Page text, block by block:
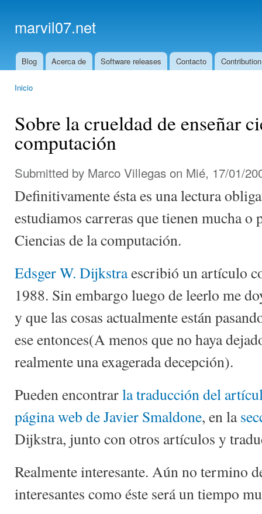
marvil07.net
Main menu
Blog Acerca de Software releases Contacto
Inicio
Sobre la crueldad de enseñar
computación
Submitted by Marco Villegas on Mié, 17/01/
Definitivamente ésta es una lectura
estudiamos carreras que tienen mucha o
Ciencias de la computación.
Edsger W. Dijkstraescribió un artículo
1988. Sin embargo luego de leerlo me
y que las cosas actualmente están
ese entonces(A menos que no haya
realmente una exagerada decepción).
Pueden encontrarla traducción del
página web de Javier Smaldone, en la
Dijkstra, junto con otros artículos y
Realmente interesante. Aún no termino
interesantes como éste será un tiempo